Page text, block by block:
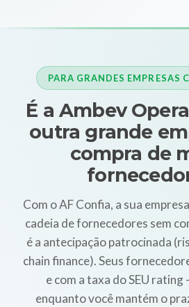
PARA GRANDES EMPRESAS
É a Ambev
outra grande
compra de
Com o AF Confia, a sua
cadeia de fornecedores sem
é a antecipação patrocinada
chain finance). Seus
e com a taxa do SEU
enquanto você mantém o